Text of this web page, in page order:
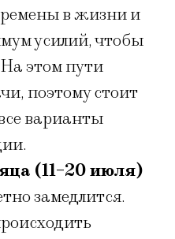
в жизни и
усилий, чтобы
этом пути
поэтому стоит
варианты
(11-20 июля)
замедлится.